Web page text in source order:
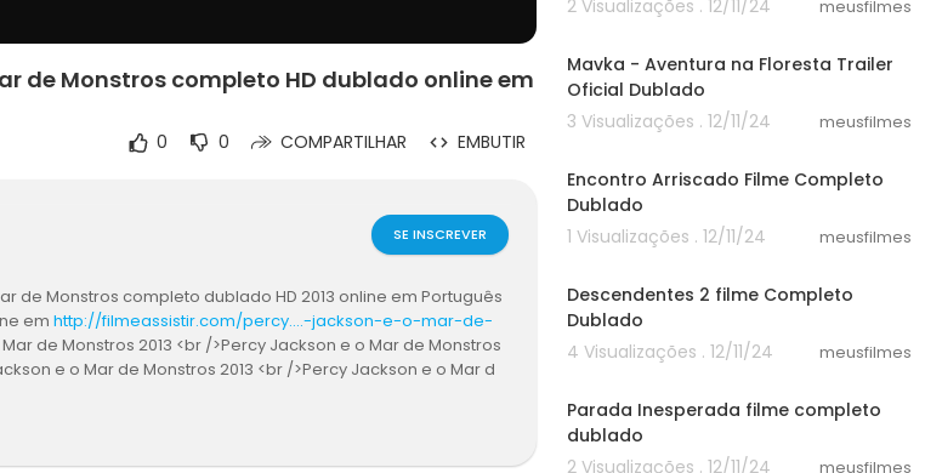
2 Visualizações . 12/11/24
meusfilmes
Mavka - Aventura na Floresta Trailer
Oficial Dublado
3 Visualizações . 12/11/24
meusfilmes
Encontro Arriscado Filme Completo
Dublado
1 Visualizações . 12/11/24
meusfilmes
Descendentes 2 filme Completo
Dublado
4 Visualizações . 12/11/24
meusfilmes
Parada Inesperada filme completo
dublado
2 Visualizações . 12/11/24
meusfilmes
de Monstros completo HD dublado online em
0 0 COMPARTILHAR EMBUTIR
SE INSCREVER
de Monstros completo dublado HD 2013 online em Português
em http://filmeassistir.com/percy....-jackson-e-o-mar-de-
de Monstros 2013 <br />Percy Jackson e o Mar de Monstros
e o Mar de Monstros 2013 <br />Percy Jackson e o Mar d
<br />assistir filme Percy Jackson e o Mar de Monstros 2013
/>Percy Jackson e o Mar de Monstros 2013 filme online <br